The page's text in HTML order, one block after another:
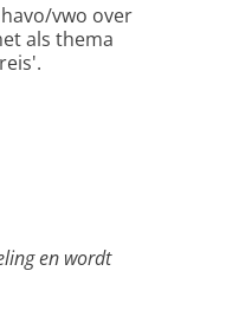
vwo over
als thema
en wordt